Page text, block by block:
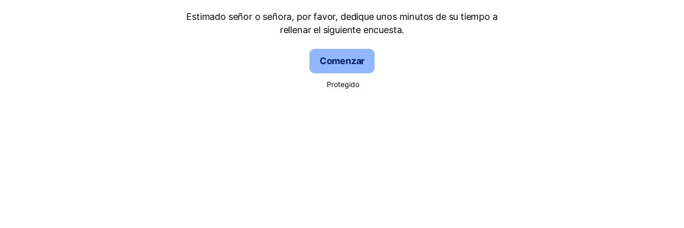
Estimado señor o señora, por favor, dedique unos minutos de su tiempo a
rellenar el siguiente encuesta.
Comenzar
Protegido